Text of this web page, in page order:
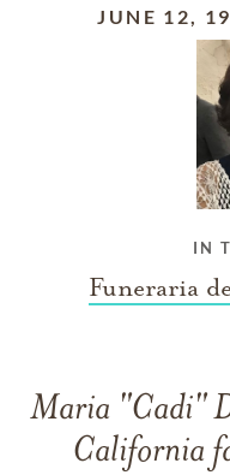
JUNE 12,
IN
Funeraria
Maria "Cadi"
California